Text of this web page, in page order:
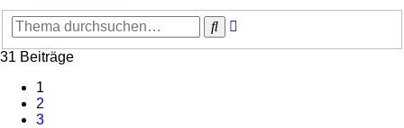
Suche
31 Beiträge
1
2
3